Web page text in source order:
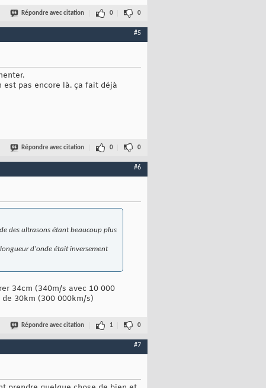
Répondre avec citation 0 0
#5
pas encore là. ça fait déjà
Répondre avec citation 0 0
#6
des ultrasons étant beaucoup plus
d'onde était inversement
34cm (340m/s avec 10 000
30km (300 000km/s)
Répondre avec citation 1 0
#7